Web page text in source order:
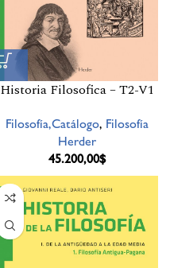
Historia Filosofica – T2-V1
Filosofía,Catálogo, Filosofía
Herder
45.200,00$